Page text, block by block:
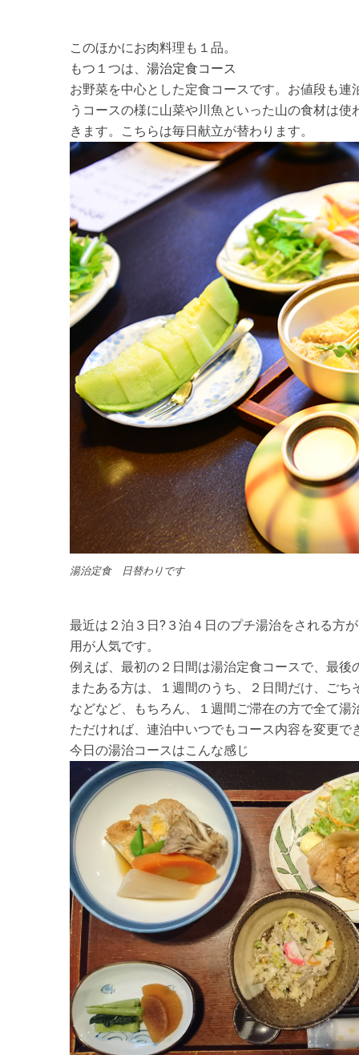
このほかにお肉料理も１品。
もつ１つは、 湯治定食コース
お野菜を中心とした定食コースです。お値段も
うコースの様に山菜や川魚といった山の食材は
きます。こちらは毎日献立が替わります。
湯治定食 日替わりです
最近は２泊３日?３泊４日のプチ湯治をされる方
用が人気です。
例えば、最初の２日間は湯治定食コースで、最後
またある方は、１週間のうち、２日間だけ、ご
などなど、もちろん、１週間ご滞在の方で全て
ただければ、連泊中いつでもコース内容を変更
今日の湯治コースはこんな感じ